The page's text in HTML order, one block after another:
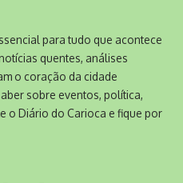
para tudo que acontece
quentes, análises
o coração da cidade
sobre eventos, política,
o Diário do Carioca e fique por